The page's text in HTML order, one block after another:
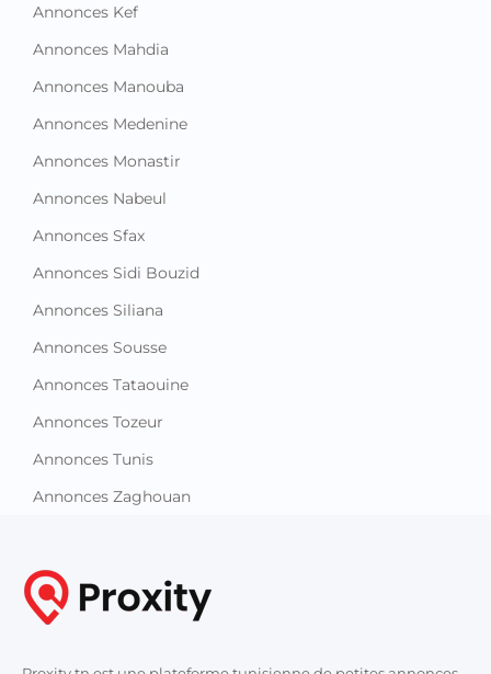
Annonces Kef
Annonces Mahdia
Annonces Manouba
Annonces Medenine
Annonces Monastir
Annonces Nabeul
Annonces Sfax
Annonces Sidi Bouzid
Annonces Siliana
Annonces Sousse
Annonces Tataouine
Annonces Tozeur
Annonces Tunis
Annonces Zaghouan